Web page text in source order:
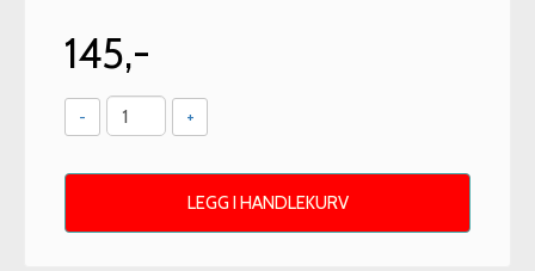
145,-
- +
LEGG I HANDLEKURV